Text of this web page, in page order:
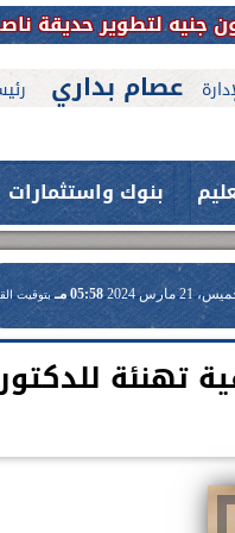
عصام بداري
بنوك واستثمارات
21 مارس 2024 05:58 مـ بتوقيت
تهنئة
الحر بمنفلوط بالتعاون مع هيئة